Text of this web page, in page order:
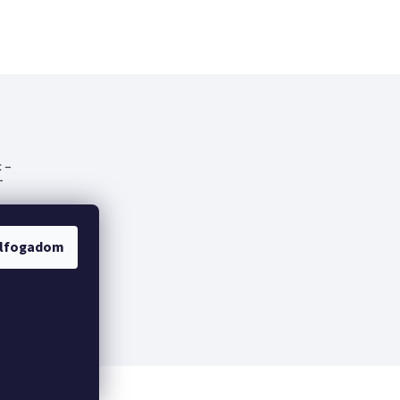
–
a